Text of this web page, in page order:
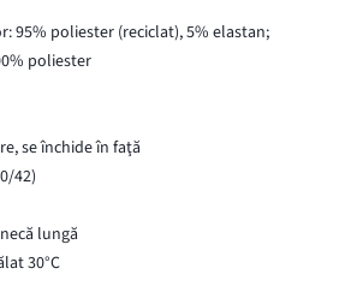
95% poliester (reciclat), 5% elastan;
poliester
se închide în faţă
42)
lungă
30°C